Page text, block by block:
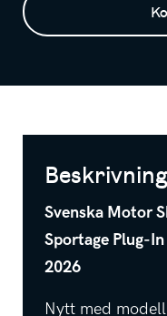
Beskrivning
Svenska Motor
Sportage Plug-
2026
Nytt med